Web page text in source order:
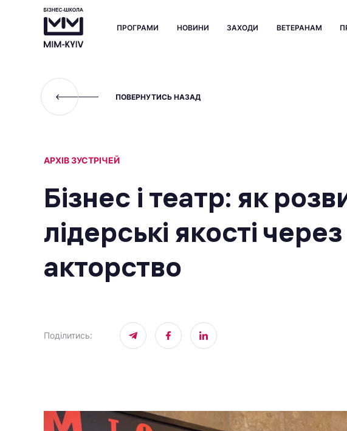
ПРОГРАМИ НОВИНИ ЗАХОДИ ВЕТЕРАНАМ
ПОВЕРНУТИСЬ НАЗАД
АРХІВ ЗУСТРІЧЕЙ
Бізнес і театр: як
лідерські якості через
акторство
Поділитись: